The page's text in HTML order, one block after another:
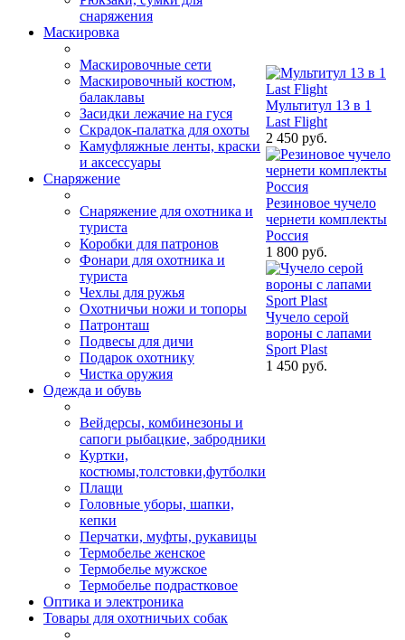
снаряжения
Маскировка
Маскировочные сети
Маскировочный костюм,
балаклавы
Засидки лежачие на гуся
Скрадок-палатка для охоты
Камуфляжные ленты, краски
и аксессуары
Снаряжение
Снаряжение для охотника и
туриста
Коробки для патронов
Фонари для охотника и
туриста
Чехлы для ружья
Охотничьи ножи и топоры
Патронташ
Подвесы для дичи
Подарок охотнику
Чистка оружия
Одежда и обувь
Вейдерсы, комбинезоны и
сапоги рыбацкие, забродники
Куртки,
костюмы,толстовки,футболки
Плащи
Головные уборы, шапки,
кепки
Перчатки, муфты, рукавицы
Термобелье женское
Термобелье мужское
Термобелье подрастковое
Оптика и электроника
Товары для охотничьих собак
Мультитул 13 в 1
Last Flight
2 450 руб.
Резиновое чучело
чернети комплекты
Россия
1 800 руб.
Чучело серой
вороны с лапами
Sport Plast
1 450 руб.